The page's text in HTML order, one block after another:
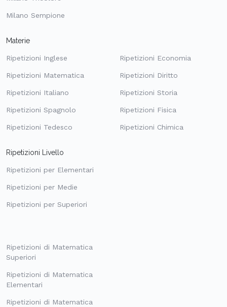
Milano Sempione
Materie
Ripetizioni Inglese
Ripetizioni Matematica
Ripetizioni Italiano
Ripetizioni Spagnolo
Ripetizioni Tedesco
Ripetizioni Economia
Ripetizioni Diritto
Ripetizioni Storia
Ripetizioni Fisica
Ripetizioni Chimica
Ripetizioni Livello
Ripetizioni per Elementari
Ripetizioni per Medie
Ripetizioni per Superiori
Ripetizioni di Matematica
Superiori
Ripetizioni di Matematica
Elementari
Ripetizioni di Matematica